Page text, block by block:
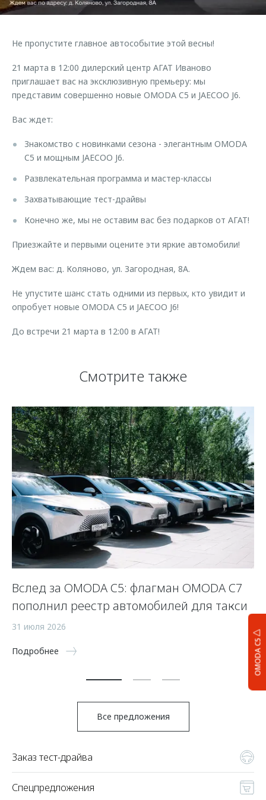
Страхование
Аксессуары
Одежда и сувениры
Оригинальные аксессуары
Калькулятор трейд-ин
Дополнительная техническая поддержка
Клиентская поддержка
O&J Автоклуб
Клуб владельцев OMODA
Одежда и сувениры
Оригинальные аксессуары
Обратная связь
OMODA C5
Не пропустите главное автособытие этой весны!
21 марта в 12:00 дилерский центр АГАТ Иваново
приглашает вас на эксклюзивную премьеру: мы
представим совершенно новые OMODA C5 и JAECOO J6.
Вас ждет:
Знакомство с новинками сезона - элегантным OMODA
C5 и мощным JAECOO J6.
Развлекательная программа и мастер-классы
Захватывающие тест-драйвы
Конечно же, мы не оставим вас без подарков от АГАТ!
Приезжайте и первыми оцените эти яркие автомобили!
Ждем вас: д. Коляново, ул. Загородная, 8А.
Не упустите шанс стать одними из первых, кто увидит и
опробует новые OMODA C5 и JAECOO J6!
До встречи 21 марта в 12:00 в АГАТ!
Смотрите также
Вслед за OMODA C5: флагман OMODA C7
пополнил реестр автомобилей для такси
31 июля 2026
Подробнее
5
Все предложения
Заказ тест-драйва
Спецпредложения